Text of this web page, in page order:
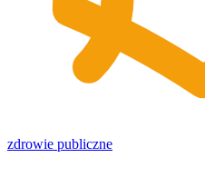
zdrowie publiczne